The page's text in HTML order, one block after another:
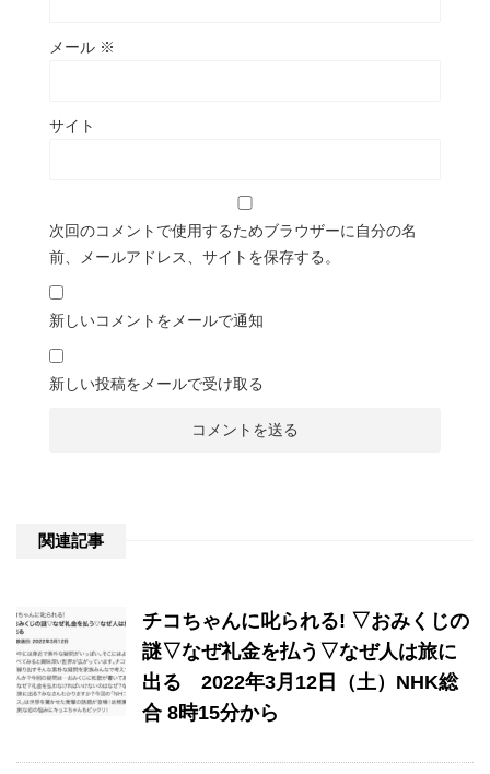
メール ※
サイト
次回のコメントで使用するためブラウザーに自分の名
前、メールアドレス、サイトを保存する。
新しいコメントをメールで通知
新しい投稿をメールで受け取る
関連記事
チコちゃんに叱られる! ▽おみくじの
謎▽なぜ礼金を払う▽なぜ人は旅に
出る 2022年3月12日（土）NHK総
合 8時15分から